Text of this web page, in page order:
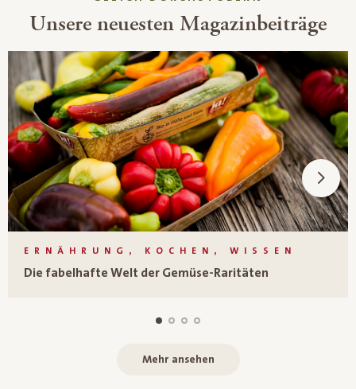
Unsere neuesten Magazinbeiträge
ERNÄHRUNG, KOCHEN, WISSEN
Die fabelhafte Welt der Gemüse-Raritäten
Mehr ansehen